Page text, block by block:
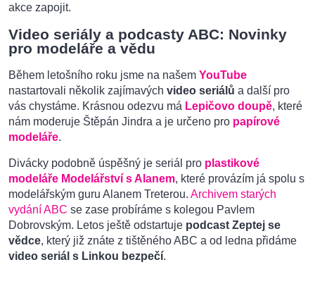
akce zapojit.
Video seriály a podcasty ABC: Novinky
pro modeláře a vědu
Během letošního roku jsme na našem YouTube
nastartovali několik zajímavých video seriálů a další pro
vás chystáme. Krásnou odezvu má Lepičovo doupě, které
nám moderuje Štěpán Jindra a je určeno pro papírové
modeláře.
Divácky podobně úspěšný je seriál pro plastikové
modeláře Modelářství s Alanem, které provázím já spolu s
modelářským guru Alanem Treterou. Archivem starých
vydání ABC se zase probíráme s kolegou Pavlem
Dobrovským. Letos ještě odstartuje podcast Zeptej se
vědce, který již znáte z tištěného ABC a od ledna přidáme
video seriál s Linkou bezpečí.